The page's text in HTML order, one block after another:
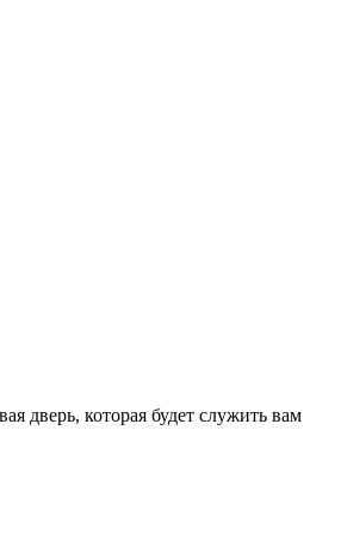
дверь, которая будет служить вам